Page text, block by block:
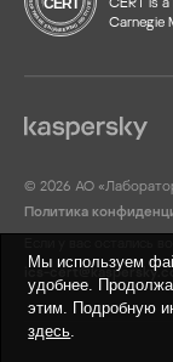
Carnegie
© 2026 АО
Политика
ics-
Мы используем
удобнее.
этим. Подробную
здесь.